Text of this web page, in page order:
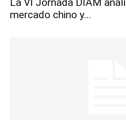
La VI Jornada DIAM
mercado chino y...